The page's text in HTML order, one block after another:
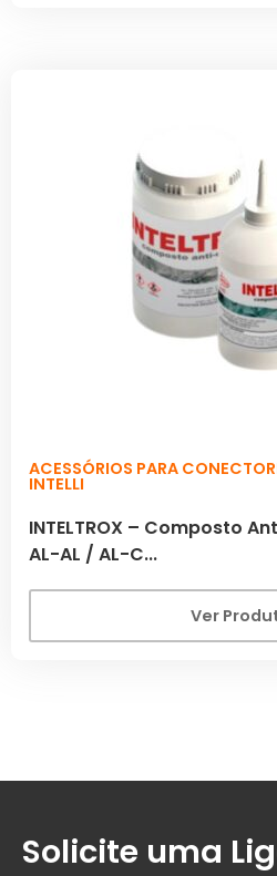
ACESSÓRIOS PARA
INTELLI
INTELTROX – Composto
AL-AL / AL-C...
Ver
Solicite uma